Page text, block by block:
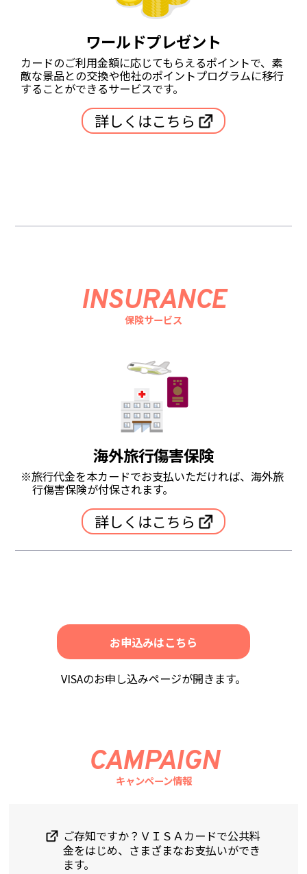
ワールドプレゼント
カードのご利用金額に応じてもらえるポイントで、素
敵な景品との交換や他社のポイントプログラムに移行
することができるサービスです。
詳しくはこちら
INSURANCE
保険サービス
海外旅行傷害保険
※旅行代金を本カードでお支払いただければ、海外旅
行傷害保険が付保されます。
詳しくはこちら
お申込みはこちら
VISAのお申し込みページが開きます。
CAMPAIGN
キャンペーン情報
ご存知ですか？ＶＩＳＡカードで公共料
金をはじめ、さまざまなお支払いができ
ます。